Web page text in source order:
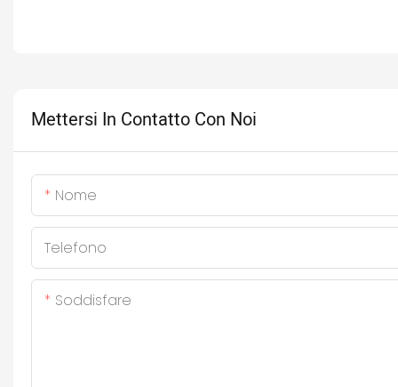
Mettersi In Contatto Con Noi
Nome
Telefono
Soddisfare